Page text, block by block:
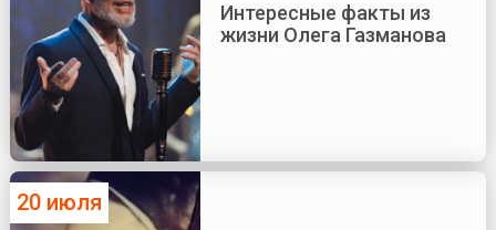
Интересные факты из
жизни Олега Газманова
20 июля